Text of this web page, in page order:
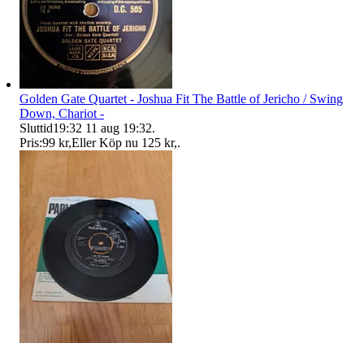
Golden Gate Quartet - Joshua Fit The Battle of Jericho / Swing
Down, Chariot -
Sluttid19:32 11 aug 19:32.
Pris:99 kr,Eller Köp nu 125 kr,.